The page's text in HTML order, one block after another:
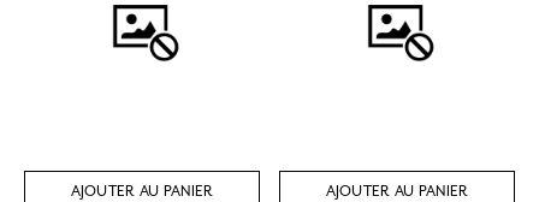
AJOUTER AU PANIER AJOUTER AU PANIER